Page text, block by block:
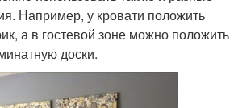
Например, у кровати положить
а в гостевой зоне можно положить
доски.